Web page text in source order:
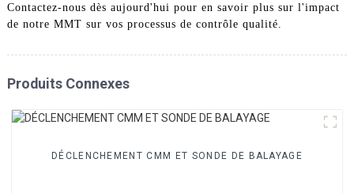
Contactez-nous dès aujourd'hui pour en savoir plus sur l'impact
de notre MMT sur vos processus de contrôle qualité.
Produits Connexes
DÉCLENCHEMENT CMM ET SONDE DE BALAYAGE